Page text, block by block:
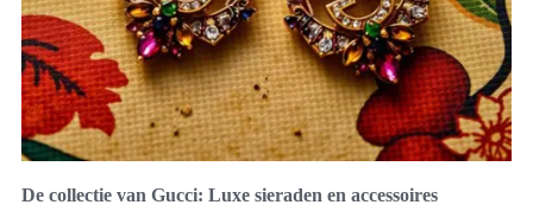
De collectie van Gucci: Luxe sieraden en accessoires